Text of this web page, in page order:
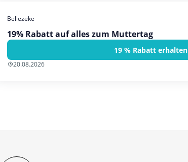
Bellezeke
19% Rabatt auf alles zum Muttertag
19 % Rabatt erhalten
20.08.2026